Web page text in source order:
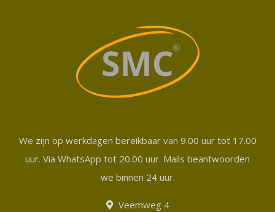
We zijn op werkdagen bereikbaar van 9.00 uur tot 17.00
uur. Via WhatsApp tot 20.00 uur. Mails beantwoorden
we binnen 24 uur.
Veemweg 4